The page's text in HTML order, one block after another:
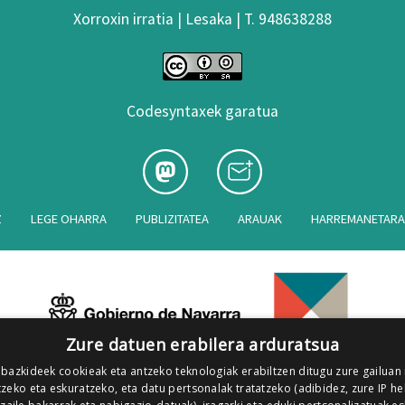
Xorroxin irratia | Lesaka | T. 948638288
Codesyntaxek garatua
LEGE OHARRA PUBLIZITATEA ARAUAK
Zure datuen erabilera arduratsua
cookieak eta antzeko teknologiak erabiltzen ditugu zure
eta eskuratzeko, eta datu pertsonalak tratatzeko (adibidez, zure IP